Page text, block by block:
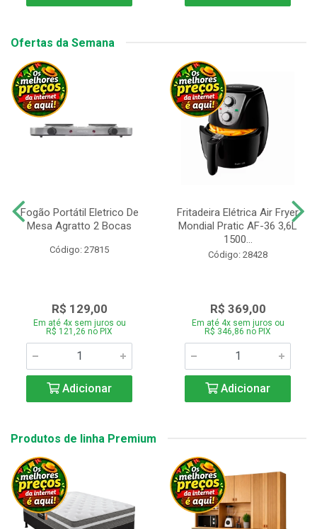
Ofertas da Semana
Fogão Portátil Eletrico De
Mesa Agratto 2 Bocas
Código: 27815
R$ 129,00
Em até 4x sem juros ou
R$ 121,26 no PIX
Adicionar
Fritadeira Elétrica Air Fryer
Mondial Pratic AF-36 3,6L
1500...
Código: 28428
R$ 369,00
Em até 4x sem juros ou
R$ 346,86 no PIX
Adicionar
Produtos de linha Premium